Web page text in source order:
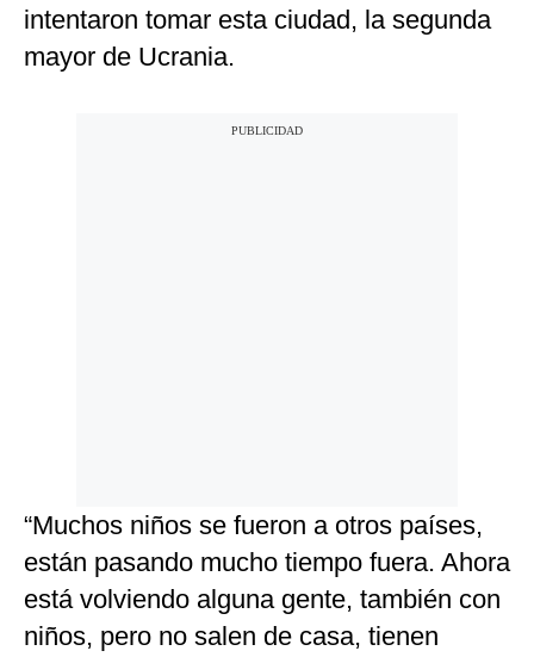
intentaron tomar esta ciudad, la segunda
mayor de Ucrania.
“Muchos niños se fueron a otros países,
están pasando mucho tiempo fuera. Ahora
está volviendo alguna gente, también con
niños, pero no salen de casa, tienen